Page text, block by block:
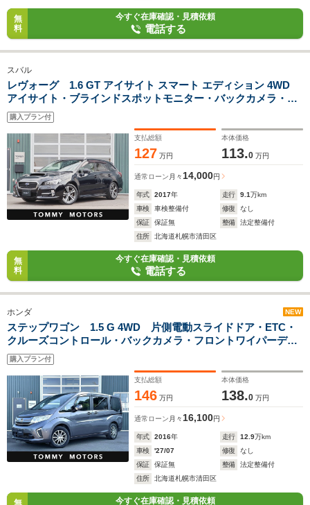
無
料
今すぐ在庫確認・見積依頼
電話する
スバル
レヴォーグ 1.6 GT アイサイト スマート エディション 4WD
アイサイト・ブラインドスポットモニター・バックカメラ・
LEDヘッドライト・ETC・アダプティブクルーズコントロー
ル・SI-DRIVE
購入プラン付
支払総額
127 万円
本体価格
113.0 万円
通常ローン 月々 14,000円
年式 2017年 走行 9.1万km
車検
車検整備付 修復
なし
保証
保証無 整備
法定整備付
住所
北海道札幌市清田区
無
料
今すぐ在庫確認・見積依頼
電話する
ホンダ NEW
ステップワゴン 1.5 G 4WD 片側電動スライドドア・ETC・
クルーズコントロール・バックカメラ・フロントワイパーデア
イサー・ヒーテッドドアミラー・社外16インチAW・わくわく
ゲート・Wエアコン・スマートキー
購入プラン付
支払総額
146 万円
本体価格
138.0 万円
通常ローン 月々 16,100円
年式 2016年 走行 12.9万km
車検
'27/07 修復
なし
保証
保証無 整備
法定整備付
住所
北海道札幌市清田区
無
今すぐ在庫確認・見積依頼